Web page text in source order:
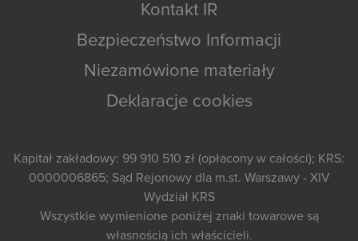
Kontakt IR
Bezpieczeństwo Informacji
Niezamówione materiały
Deklaracje cookies
Kapitał zakładowy: 99 910 510 zł (opłacony w całości); KRS:
0000006865; Sąd Rejonowy dla m.st. Warszawy - XIV
Wydział KRS
Wszystkie wymienione poniżej znaki towarowe są
własnością ich właścicieli.